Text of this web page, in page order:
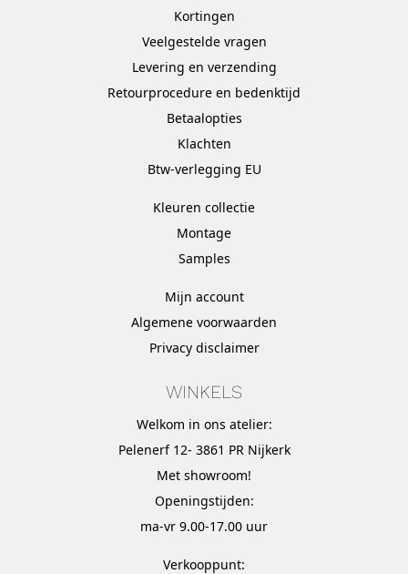
Kortingen
Veelgestelde vragen
Levering en verzending
Retourprocedure en bedenktijd
Betaalopties
Klachten
Btw-verlegging EU
Kleuren collectie
Montage
Samples
Mijn account
Algemene voorwaarden
Privacy disclaimer
WINKELS
Welkom in ons atelier:
Pelenerf 12- 3861 PR Nijkerk
Met showroom!
Openingstijden:
ma-vr 9.00-17.00 uur
Verkooppunt: